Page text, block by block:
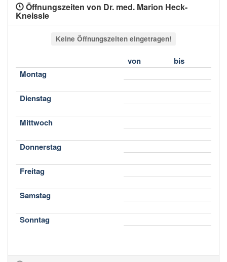
Öffnungszeiten von Dr. med. Marion Heck-
Kneissle
Keine Öffnungszeiten eingetragen!
von
bis
Montag
Dienstag
Mittwoch
Donnerstag
Freitag
Samstag
Sonntag